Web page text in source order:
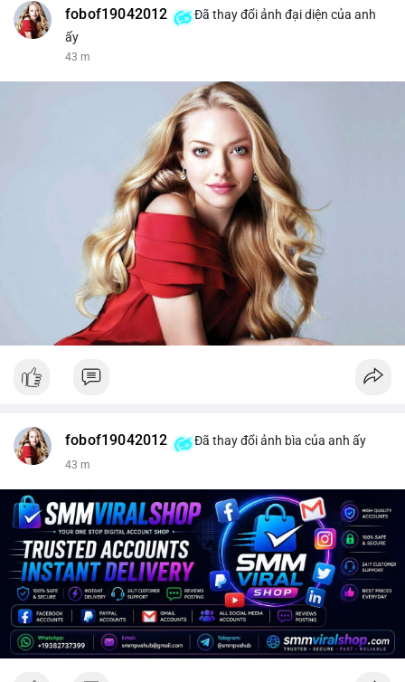
fobof19042012
Đã thay đổi ảnh đại diện của anh
ấy
43 m
fobof19042012 Đã thay đổi ảnh bìa của anh ấy
43 m